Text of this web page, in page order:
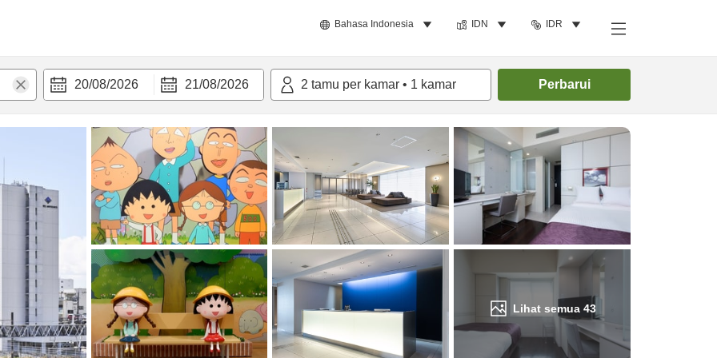
Bahasa Indonesia IDN IDR
20/08/2026 21/08/2026 2 tamu per kamar • 1 kamar Perbarui
Lihat semua 43
Cari kamar